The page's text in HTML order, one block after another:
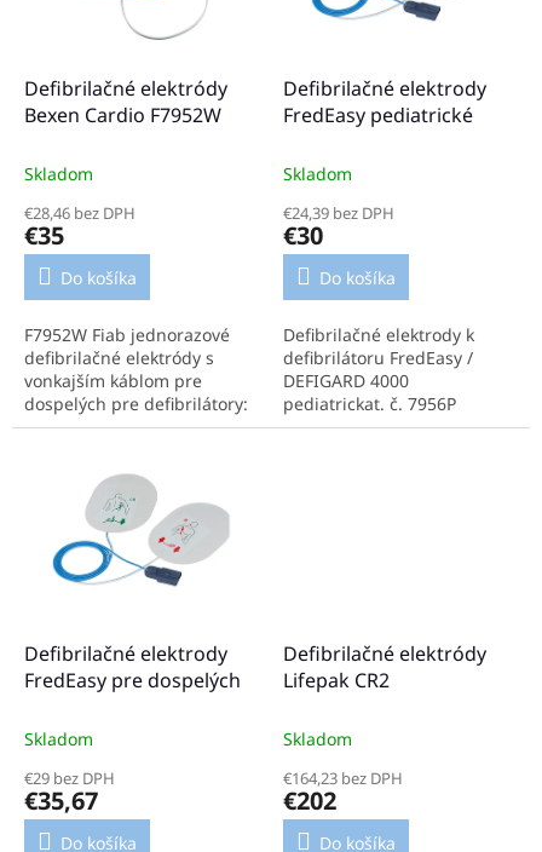
Defibrilačné elektródy
Bexen Cardio F7952W
Skladom
€28,46 bez DPH
€35
Do košíka
F7952W Fiab jednorazové
defibrilačné elektródy s
vonkajším káblom pre
dospelých pre defibrilátory:
Medtronic-Physiocontrol
Defibrilačné elektrody
FredEasy pediatrické
Skladom
€24,39 bez DPH
€30
Do košíka
Defibrilačné elektrody k
defibrilátoru FredEasy /
DEFIGARD 4000
pediatrickat. č. 7956P
Defibrilačné elektrody
FredEasy pre dospelých
Skladom
€29 bez DPH
€35,67
Do košíka
Defibrilačné elektródy
Lifepak CR2
Skladom
€164,23 bez DPH
€202
Do košíka